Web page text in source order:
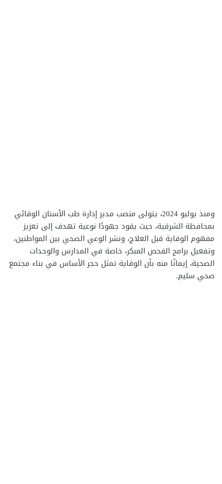
ومنذ يوليو 2024، يتولى منصب مدير إدارة طب الأسنان الوقائي
بمحافظة الشرقية، حيث يقود جهودًا نوعية تهدف إلى تعزيز
مفهوم الوقاية قبل العلاج، ونشر الوعي الصحي بين المواطنين،
وتفعيل برامج الفحص المبكر، خاصة في المدارس والوحدات
الصحية، إيمانًا منه بأن الوقاية تمثل حجر الأساس في بناء مجتمع
صحي سليم.